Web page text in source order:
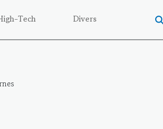
Tech Divers